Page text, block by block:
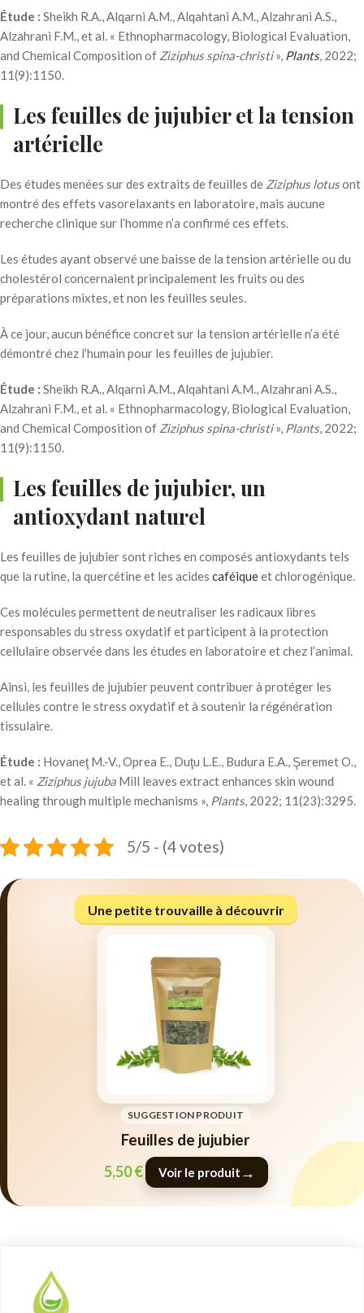
Étude : Sheikh R.A., Alqarni A.M., Alqahtani A.M., Alzahrani A.S.,
Alzahrani F.M., et al. « Ethnopharmacology, Biological Evaluation,
and Chemical Composition of Ziziphus spina-christi», Plants, 2022;
11(9):1150.
Les feuilles de jujubier et la tension
artérielle
Des études menées sur des extraits de feuilles de Ziziphus lotusont
montré des effets vasorelaxants en laboratoire, mais aucune
recherche clinique sur l’homme n’a confirmé ces effets.
Les études ayant observé une baisse de la tension artérielle ou du
cholestérol concernaient principalement les fruits ou des
préparations mixtes, et non les feuilles seules.
À ce jour, aucun bénéfice concret sur la tension artérielle n’a été
démontré chez l’humain pour les feuilles de jujubier.
Étude : Sheikh R.A., Alqarni A.M., Alqahtani A.M., Alzahrani A.S.,
Alzahrani F.M., et al. « Ethnopharmacology, Biological Evaluation,
and Chemical Composition of Ziziphus spina-christi», Plants, 2022;
11(9):1150.
Les feuilles de jujubier, un
antioxydant naturel
Les feuilles de jujubier sont riches en composés antioxydants tels
que la rutine, la quercétine et les acides caféiqueet chlorogénique.
Ces molécules permettent de neutraliser les radicaux libres
responsables du stress oxydatif et participent à la protection
cellulaire observée dans les études en laboratoire et chez l’animal.
Ainsi, les feuilles de jujubier peuvent contribuer à protéger les
cellules contre le stress oxydatif et à soutenir la régénération
tissulaire.
Étude : Hovaneţ M.-V., Oprea E., Duţu L.E., Budura E.A., Şeremet O.,
et al. « Ziziphus jujuba Mill leaves extract enhances skin wound
healing through multiple mechanisms », Plants, 2022; 11(23):3295.
5/5 - (4 votes)
Une petite trouvaille à découvrir
SUGGESTION PRODUIT
Feuilles de jujubier
5,50€ Voir le produit →